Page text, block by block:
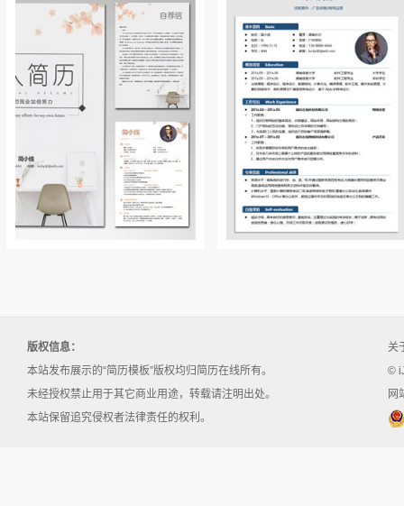
版权信息：
本站发布展示的“简历模板”版权均归简历在线所有。
未经授权禁止用于其它商业用途，转载请注明出处。
本站保留追究侵权者法律责任的权利。
关
©
网